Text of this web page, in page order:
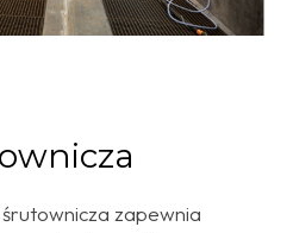
zapewnia